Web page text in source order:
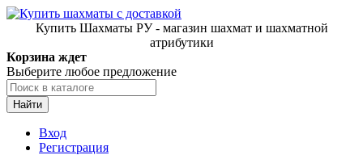
Купить Шахматы РУ - магазин шахмат и шахматной
атрибутики
Корзина ждет
Выберите любое предложение
Найти
Вход
Регистрация